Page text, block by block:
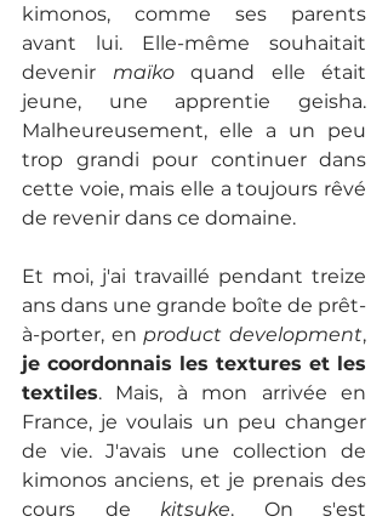
kimonos, comme ses parents
avant lui. Elle-même souhaitait
devenir maïko quand elle était
jeune, une apprentie geisha.
Malheureusement, elle a un peu
trop grandi pour continuer dans
cette voie, mais elle a toujours rêvé
de revenir dans ce domaine.
Et moi, j'ai travaillé pendant treize
ans dans une grande boîte de prêt-
à-porter, en product development
je coordonnais les textures et les
textiles. Mais, à mon arrivée en
France, je voulais un peu changer
de vie. J'avais une collection de
kimonos anciens, et je prenais des
cours de kitsuke. On s'est